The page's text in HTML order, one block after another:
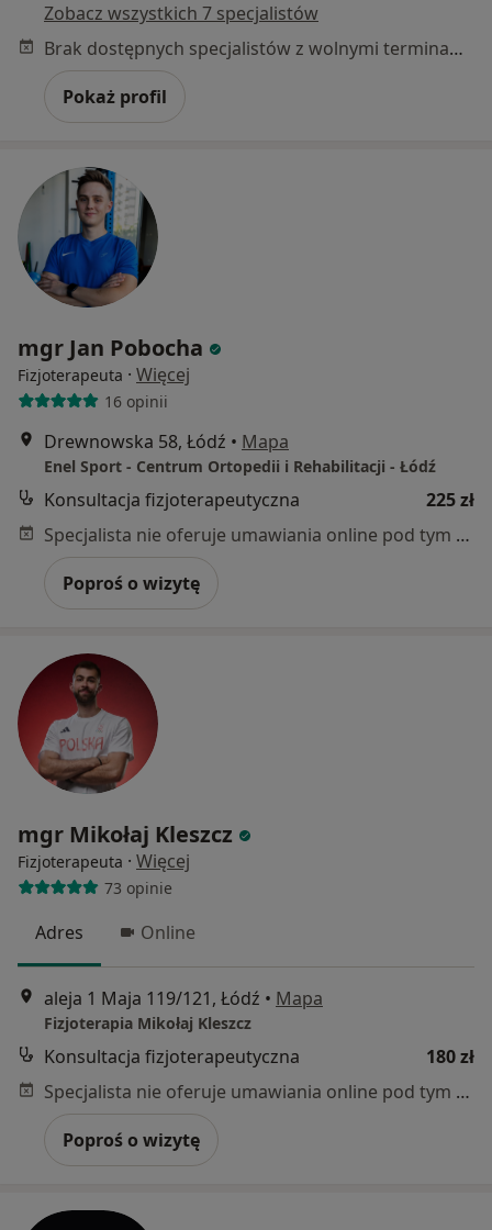
Zobacz wszystkich 7 specjalistów
Brak dostępnych specjalistów z wolnymi terminami w tym centrum medycznym.
Pokaż profil
mgr Jan Pobocha
Fizjoterapeuta · Więcej
16 opinii
Drewnowska 58, Łódź • Mapa
Enel Sport - Centrum Ortopedii i Rehabilitacji - Łódź
Konsultacja fizjoterapeutyczna
225 zł
Specjalista nie oferuje umawiania online pod tym adresem.
Poproś o wizytę
mgr Mikołaj Kleszcz
Fizjoterapeuta · Więcej
73 opinie
Adres Online
aleja 1 Maja 119/121, Łódź • Mapa
Fizjoterapia Mikołaj Kleszcz
Konsultacja fizjoterapeutyczna
180 zł
Specjalista nie oferuje umawiania online pod tym adresem.
Poproś o wizytę